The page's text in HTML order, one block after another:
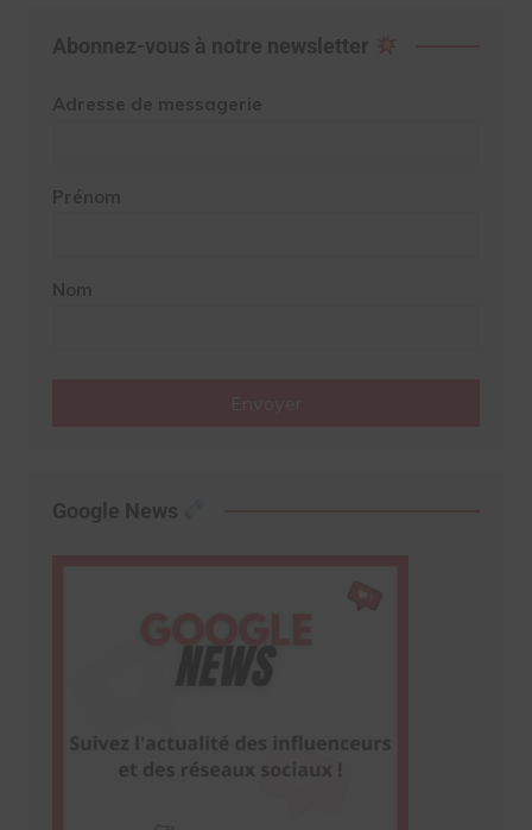
Abonnez-vous à notre newsletter
Adresse de messagerie
Prénom
Nom
Google News